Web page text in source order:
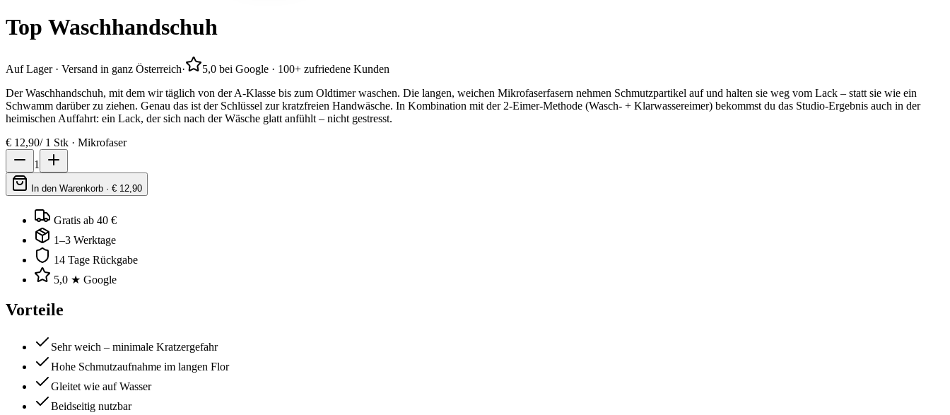
Top Waschhandschuh
Auf Lager · Versand in ganz Österreich·
5,0 bei Google · 100+ zufriedene Kunden
Der Waschhandschuh, mit dem wir täglich von der A-Klasse bis zum Oldtimer waschen. Die langen, weichen Mikrofaserfasern nehmen Schmutzpartikel auf und halten sie weg vom Lack – statt sie wie ein
Schwamm darüber zu ziehen. Genau das ist der Schlüssel zur kratzfreien Handwäsche. In Kombination mit der 2-Eimer-Methode (Wasch- + Klarwassereimer) bekommst du das Studio-Ergebnis auch in der
heimischen Auffahrt: ein Lack, der sich nach der Wäsche glatt anfühlt – nicht gestresst.
€ 12,90/ 1 Stk · Mikrofaser
1
In den Warenkorb · € 12,90
Gratis ab 40 €
1–3 Werktage
14 Tage Rückgabe
5,0 ★ Google
Vorteile
Sehr weich – minimale Kratzergefahr
Hohe Schmutzaufnahme im langen Flor
Gleitet wie auf Wasser
Beidseitig nutzbar